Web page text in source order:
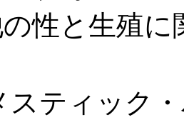
性と生殖
ティック・